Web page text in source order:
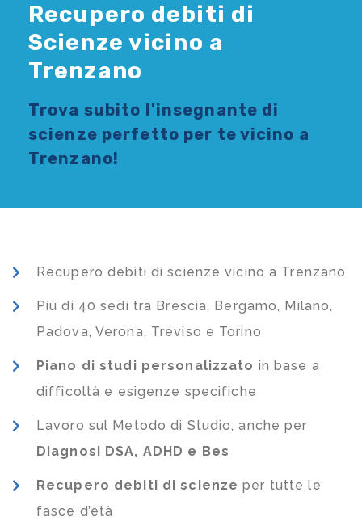
Recupero debiti di
Scienze vicino a
Trenzano
Trova subito l'insegnante di
scienze perfetto per te vicino a
Trenzano!
Recupero debiti di scienze vicino a Trenzano
Più di 40 sedi tra Brescia, Bergamo, Milano,
Padova, Verona, Treviso e Torino
Piano di studi personalizzato in base a
difficoltà e esigenze specifiche
Lavoro sul Metodo di Studio, anche per
Diagnosi DSA, ADHD e Bes
Recupero debiti di scienze per tutte le
fasce d’età